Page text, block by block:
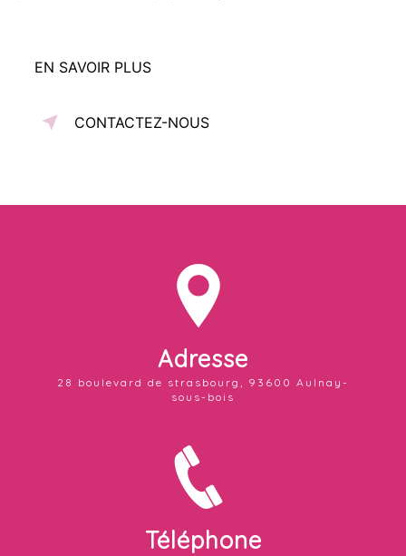
EN SAVOIR PLUS
CONTACTEZ-NOUS
Adresse
28 boulevard de strasbourg, 93600 Aulnay-
sous-bois
Téléphone